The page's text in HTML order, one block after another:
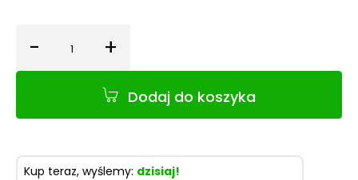
- Ilość +
Dodaj do koszyka
Kup teraz, wyślemy: dzisiaj!